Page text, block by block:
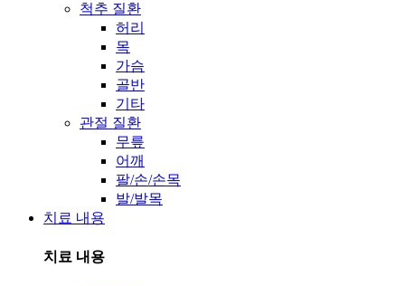
척추 질환
허리
목
가슴
골반
기타
관절 질환
무릎
어깨
팔/손/손목
발/발목
치료 내용
치료 내용